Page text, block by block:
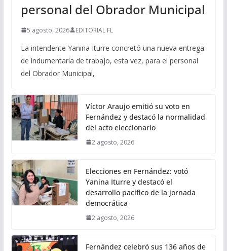
personal del Obrador Municipal
5 agosto, 2026 EDITORIAL FL
La intendente Yanina Iturre concretó una nueva entrega
de indumentaria de trabajo, esta vez, para el personal
del Obrador Municipal,
Víctor Araujo emitió su voto en
Fernández y destacó la normalidad
del acto eleccionario
2 agosto, 2026
Elecciones en Fernández: votó
Yanina Iturre y destacó el
desarrollo pacífico de la jornada
democrática
2 agosto, 2026
Fernández celebró sus 136 años de